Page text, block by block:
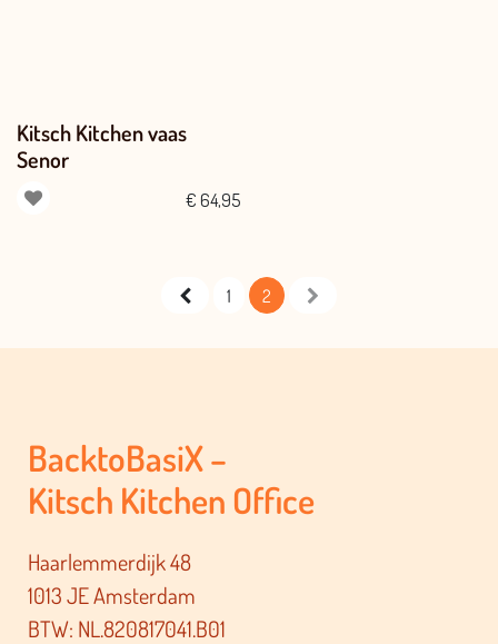
Kitsch Kitchen vaas
Senor
€ 64,95
1 2
BacktoBasiX –
Kitsch Kitchen Office
Haarlemmerdijk 48
1013 JE Amsterdam
BTW: NL.820817041.B01